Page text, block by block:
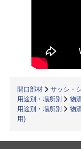
開口部材 サッシ・
用途別・場所別
物
用途別・場所別
物
用)